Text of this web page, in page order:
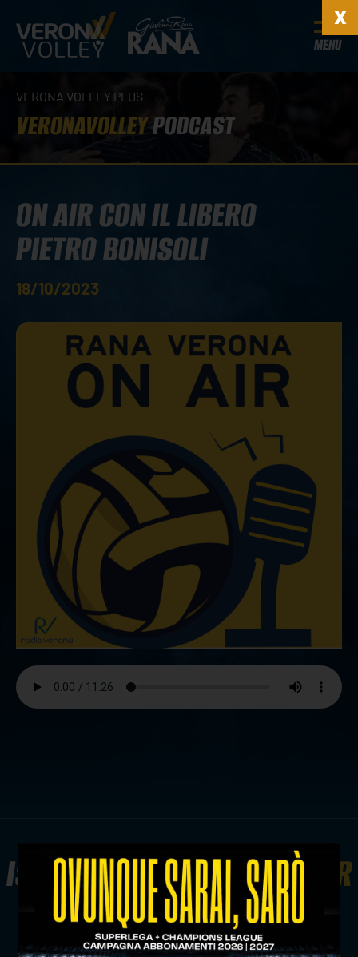
MENU
VERONA VOLLEY PLUS
VERONAVOLLEYPODCAST
ON AIR CON IL LIBERO
PIETRO BONISOLI
18/10/2023
ISCRIVITI ALLANEWSLETTER
ISCRIVITI ORA